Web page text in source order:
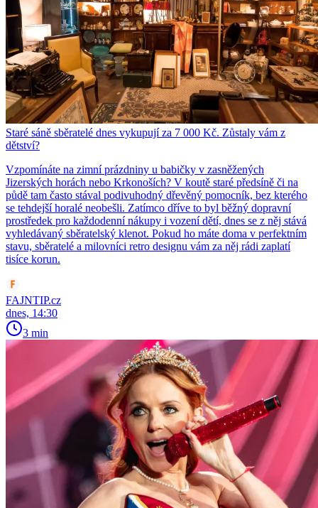
Staré sáně sběratelé dnes vykupují za 7 000 Kč. Zůstaly vám z
dětství?
Vzpomínáte na zimní prázdniny u babičky v zasněžených
Jizerských horách nebo Krkonoších? V koutě staré předsíně či na
půdě tam často stával podivuhodný dřevěný pomocník, bez kterého
se tehdejší horalé neobešli. Zatímco dříve to byl běžný dopravní
prostředek pro každodenní nákupy i vození dětí, dnes se z něj stává
vyhledávaný sběratelský klenot. Pokud ho máte doma v perfektním
stavu, sběratelé a milovníci retro designu vám za něj rádi zaplatí
tisíce korun.
FAJNTIP.cz
dnes, 14:30
3 min